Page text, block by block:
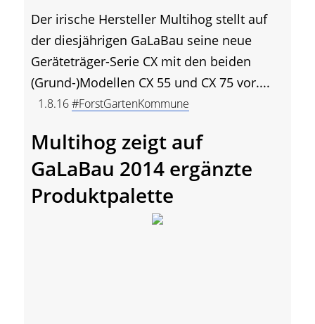
Der irische Hersteller Multihog stellt auf
der diesjährigen GaLaBau seine neue
Geräteträger-Serie CX mit den beiden
(Grund-)Modellen CX 55 und CX 75 vor....
1.8.16#ForstGartenKommune
Multihog zeigt auf
GaLaBau 2014 ergänzte
Produktpalette